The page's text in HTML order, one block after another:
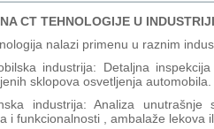
CT TEHNOLOGIJE U INDUSTRIJI
nalazi primenu u raznim
industrija: Detaljna
sklopova osvetljenja automobila.
industrija: Analiza
i funkcionalnosti , ambalaže lekova